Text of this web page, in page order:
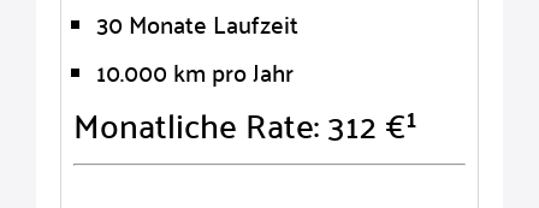
30 Monate Laufzeit
10.000 km pro Jahr
Monatliche Rate: 312 €¹